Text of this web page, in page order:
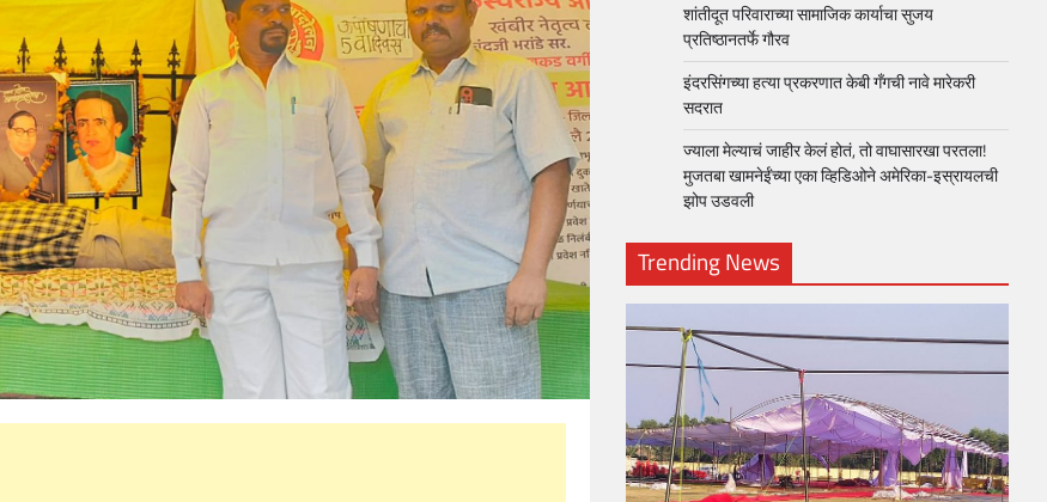
शांतीदूत परिवाराच्या सामाजिक कार्याचा सुजय
प्रतिष्ठानतर्फे गौरव
इंदरसिंगच्या हत्या प्रकरणात केबी गँगची नावे मारेकरी
सदरात
ज्याला मेल्याचं जाहीर केलं होतं, तो वाघासारखा परतला!
मुजतबा खामनेईंच्या एका व्हिडिओने अमेरिका-इस्रायलची
झोप उडवली
Trending News
महत्वाच्या बातम्या
What Is a Front-End Developer?
How to Become One, Salary, Skills
Kanthak Suryatale April 30, 2021